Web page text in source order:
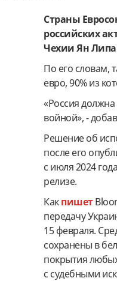
Страны
российских
Чехии Ян
По его словам,
евро, 90% из
«Россия
войной», -
Решение об
после его
с июля 2024
релизе.
Какпишет
передачу
15 февраля.
сохранены в
покрытия
с судебными